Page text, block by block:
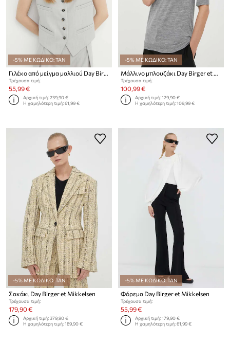
-5% ΜΕ ΚΩΔΙΚΟ: TAN
Τρέχουσα τιμή:
55,99 €
Αρχική τιμή:239,90 €
Η χαμηλότερη τιμή:61,99 €
-5% ΜΕ ΚΩΔΙΚΟ: TAN
Τρέχουσα τιμή:
100,99 €
Αρχική τιμή:129,90 €
Η χαμηλότερη τιμή:109,99 €
-5% ΜΕ ΚΩΔΙΚΟ: TAN
Σακάκι Day Birger et Mikkelsen
Τρέχουσα τιμή:
179,90 €
Αρχική τιμή:379,90 €
Η χαμηλότερη τιμή:189,90 €
-5% ΜΕ ΚΩΔΙΚΟ: TAN
Φόρεμα Day Birger et Mikkelsen
Τρέχουσα τιμή:
55,99 €
Αρχική τιμή:179,90 €
Η χαμηλότερη τιμή:61,99 €